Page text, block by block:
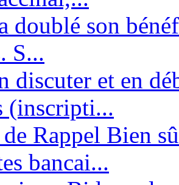
doublé son
S...
discuter et en
(inscripti...
Rappel Bien
bancai...